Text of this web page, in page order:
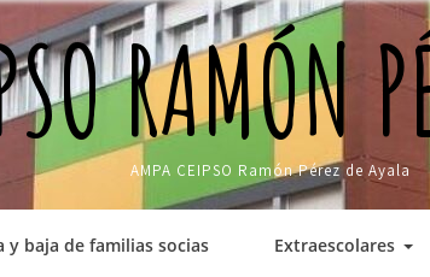
RAMÓN
AMPA CEIPSO Ramón Pérez de Ayala
y baja de familias socias Extraescolares